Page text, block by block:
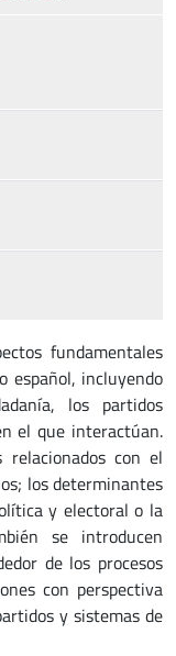
fundamentales
español, incluyendo
los partidos
el que interactúan.
con el
los determinantes
y electoral o la
se introducen
de los procesos
con perspectiva
y sistemas de